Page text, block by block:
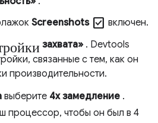
Screenshots Check_box включен.
захвата» . Devtools
связанные с тем, как он
производительности.
выберите 4x замедление .
процессор, чтобы он был в 4